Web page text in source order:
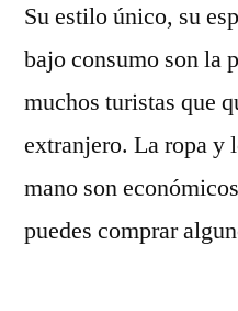
Su estilo único, su
bajo consumo son la
muchos turistas que
extranjero. La ropa y
mano son
puedes comprar